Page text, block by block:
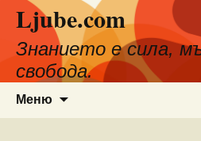
съдържанието
Ljube.com
Знанието е сила,
свобода.
Меню